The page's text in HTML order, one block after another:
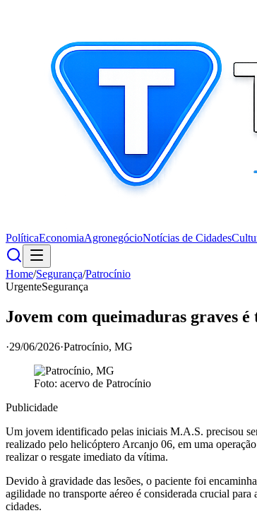
PolíticaEconomiaAgronegócioNotícias de Cidades
Home/Segurança/Patrocínio
UrgenteSegurança
Jovem com queimaduras graves
·29/06/2026·Patrocínio, MG
Foto: acervo de Patrocínio
Publicidade
Um jovem identificado pelas iniciais M.A.S. precisou
realizado pelo helicóptero Arcanjo 06, em uma
realizar o resgate imediato da vítima.
Devido à gravidade das lesões, o paciente foi
agilidade no transporte aéreo é considerada crucial
cidades.